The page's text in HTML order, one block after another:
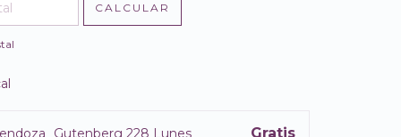
CALCULAR
Gutenberg 228 Lunes
Gratis